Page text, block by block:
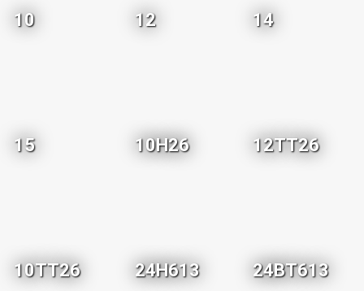
10 12 14
15 10H26 12TT26
10TT26 24H613 24BT613